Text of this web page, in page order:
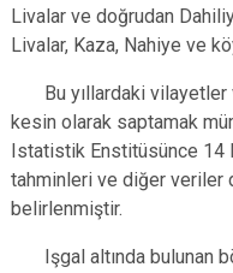
Livalar ve doğrudan
Livalar, Kaza, Nahiye ve
Bu yıllardaki vilayetler
kesin olarak saptamak
Istatistik Enstitüsünce 14
tahminleri ve diğer veriler
belirlenmiştir.
Işgal altında bulunan